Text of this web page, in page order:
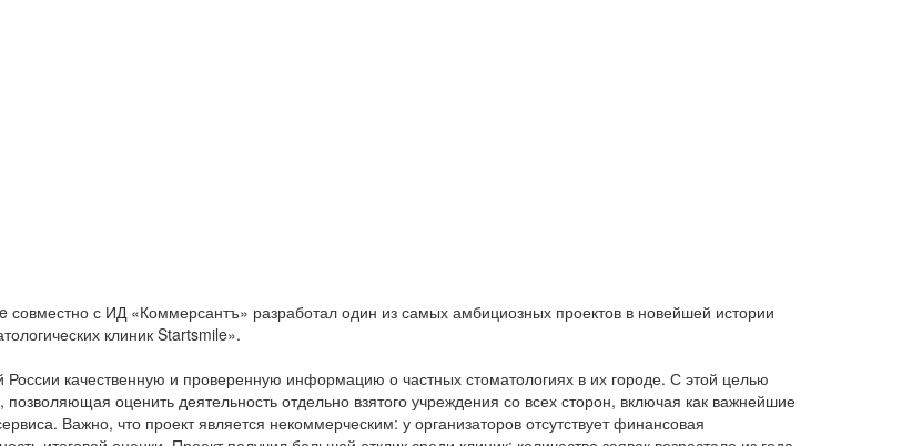
совместно с ИД «Коммерсантъ» разработал один из самых амбициозных проектов в новейшей истории
клиник Startsmile».
качественную и проверенную информацию о частных стоматологиях в их городе. С этой целью
оценить деятельность отдельно взятого учреждения со всех сторон, включая как важнейшие
Важно, что проект является некоммерческим: у организаторов отсутствует финансовая